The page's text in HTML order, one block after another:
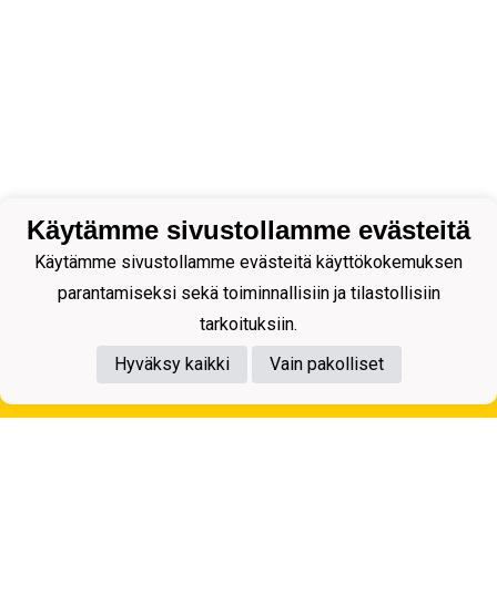
Tietosuojaseloste
Käytämme sivustollamme evästeitä
Käytämme sivustollamme evästeitä käyttökokemuksen
parantamiseksi sekä toiminnallisiin ja tilastollisiin
tarkoituksiin.
Hyväksy kaikki
Vain pakolliset